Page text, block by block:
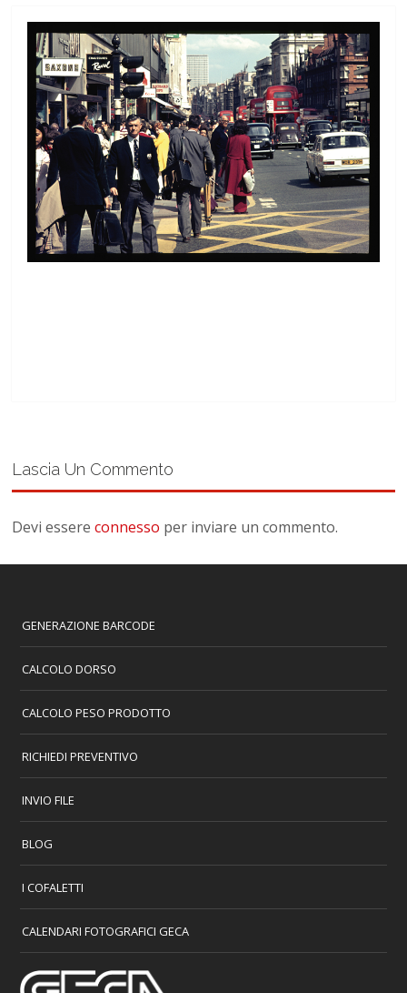
Lascia Un Commento
Devi essereconnesso per inviare un commento.
GENERAZIONE BARCODE
CALCOLO DORSO
CALCOLO PESO PRODOTTO
RICHIEDI PREVENTIVO
INVIO FILE
BLOG
I COFALETTI
CALENDARI FOTOGRAFICI GECA